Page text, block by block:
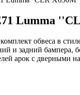
Lumma
обвеса в
и задний бампера,
арок с дверными